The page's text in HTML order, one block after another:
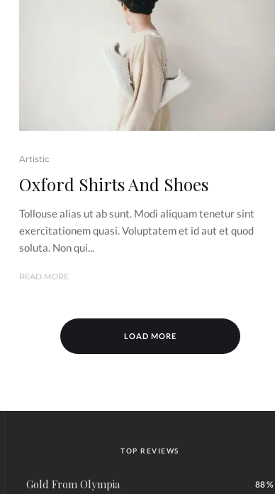
Artistic
Oxford Shirts And Shoes
Tollouse alias ut ab sunt. Modi aliquam tenetur sint
exercitationem quasi. Voluptatem et id aut et quod
soluta. Non qui...
READ MORE
LOAD MORE
TOP REVIEWS
Gold From Olympia 88